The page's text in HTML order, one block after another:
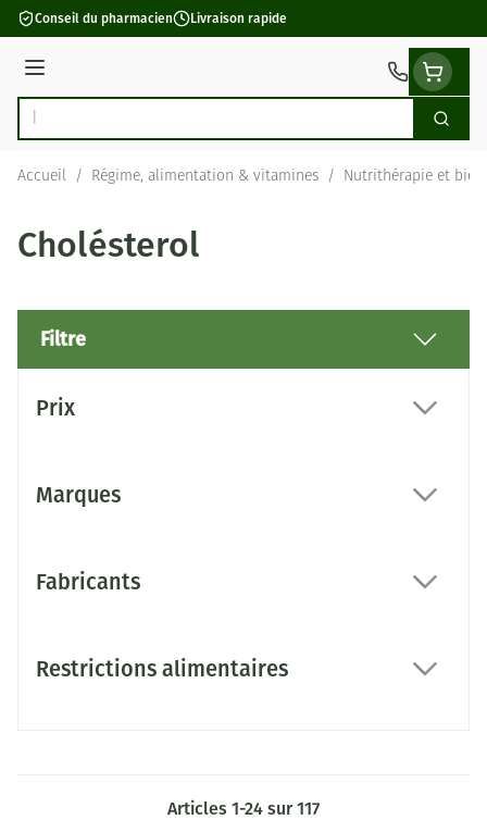
Aller au contenu
Conseil du pharmacien Livraison rapide
Menu
Rechercher
Accueil / Régime, alimentation & vitamines / Nutrithérapie et
Cholésterol
Filtre
Prix
Marques
Fabricants
Restrictions alimentaires
Articles 1-24 sur117